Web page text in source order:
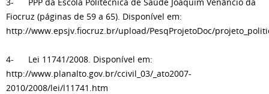
Fiocruz (páginas de 59 a 65). Disponível em:
http://www.epsjv.fiocruz.br/upload/PesqProjetoDoc/
4- Lei 11741/2008. Disponível em:
http://www.planalto.gov.br/ccivil_03/_ato2007-
2010/2008/lei/l11741.htm